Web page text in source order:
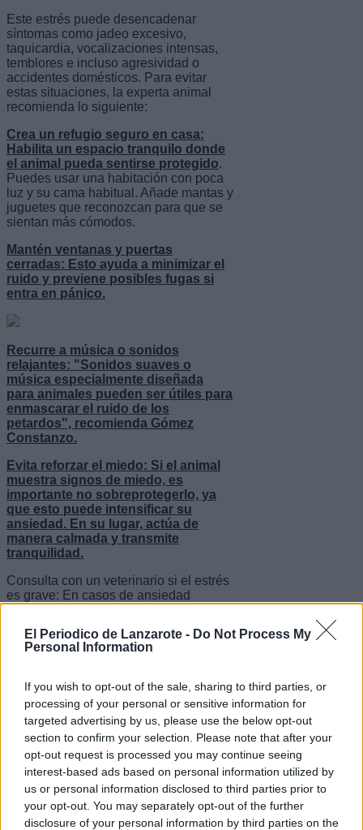
El Periodico de Lanzarote - Do Not Process My
Personal Information
If you wish to opt-out of the sale, sharing to third parties, or
processing of your personal or sensitive information for
targeted advertising by us, please use the below opt-out
section to confirm your selection. Please note that after your
opt-out request is processed you may continue seeing
interest-based ads based on personal information utilized by
us or personal information disclosed to third parties prior to
your opt-out. You may separately opt-out of the further
disclosure of your personal information by third parties on the
Este estrés puede desencadenar
síntomas como jadeo excesivo,
taquicardia, vocalizaciones intensas,
temblores e incluso agresividad o
accidentes domésticos. Para evitar
estas situaciones, la experta animal
recomienda lo siguiente:
Crea un refugio seguro en casa:
Habilita un espacio tranquilo donde
el animal pueda sentirse protegido.
Puedes usar una habitación con poca
luz y su cama habitual. Añade mantas y
juguetes que reconozcan para que se
sientan más cómodos.
Mantén ventanas y puertas
cerradas: Esto ayuda a minimizar el
ruido y previene posibles fugas si
entra en pánico.
Recurre a música o sonidos
relajantes: "Sonidos suaves o
música especialmente diseñada
para animales pueden ser útiles para
enmascarar el ruido de los
petardos", recomienda Gómez
Constanzo.
Evita reforzar el miedo: Si el animal
muestra signos de miedo, es
importante no sobreprotegerlo, ya
que esto puede intensificar su
ansiedad. En su lugar, actúa de
manera calmada y transmite
tranquilidad.
Consulta con un veterinario si el estrés
es grave: En casos de ansiedad
como feromonas, ansiolíticos o
suplementos naturales que ayuden al
La mejor aliada: la prevención a
tiempo
Además de estos consejos, planificar
con antelación es fundamental. "Si
sabes que tu zona suele tener mucha
pirotecnia en estas fechas, toma
medidas desde días antes para
preparar a tu mejor amigo y evitar
situaciones extremas, que pueden